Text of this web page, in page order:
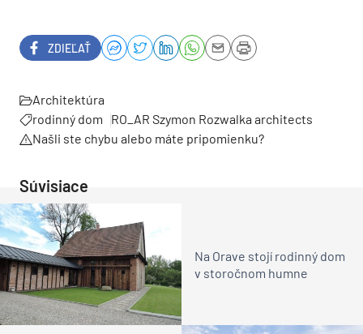
ZDIEĽAŤ
Architektúra
rodinný dom
RO_AR Szymon Rozwalka architects
Našli ste chybu alebo máte pripomienku?
Súvisiace
Na Orave stojí rodinný dom
v storočnom humne